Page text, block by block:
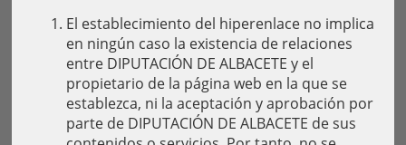
El establecimiento del hiperenlace no implica
en ningún caso la existencia de relaciones
entre DIPUTACIÓN DE ALBACETE y el
propietario de la página web en la que se
establezca, ni la aceptación y aprobación por
parte de DIPUTACIÓN DE ALBACETE de sus